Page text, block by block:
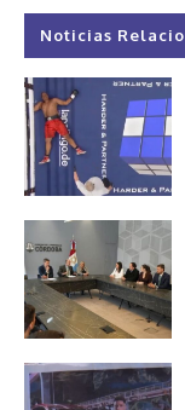
Noticias